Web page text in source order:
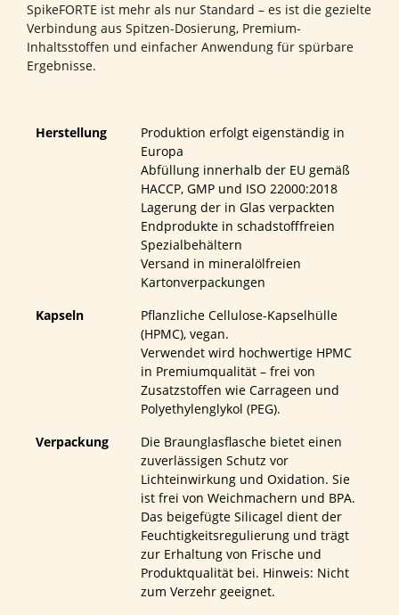
SpikeFORTE ist mehr als nur Standard – es ist die gezielte
Verbindung aus Spitzen-Dosierung, Premium-
Inhaltsstoffen und einfacher Anwendung für spürbare
Ergebnisse.
Herstellung
Produktion erfolgt eigenständig in
Europa
Abfüllung innerhalb der EU gemäß
HACCP, GMP und ISO 22000:2018
Lagerung der in Glas verpackten
Endprodukte in schadstofffreien
Spezialbehältern
Versand in mineralölfreien
Kartonverpackungen
Kapseln
Pflanzliche Cellulose-Kapselhülle
(HPMC), vegan.
Verwendet wird hochwertige HPMC
in Premiumqualität – frei von
Zusatzstoffen wie Carrageen und
Polyethylenglykol (PEG).
Verpackung
Die Braunglasflasche bietet einen
zuverlässigen Schutz vor
Lichteinwirkung und Oxidation. Sie
ist frei von Weichmachern und BPA.
Das beigefügte Silicagel dient der
Feuchtigkeitsregulierung und trägt
zur Erhaltung von Frische und
Produktqualität bei. Hinweis: Nicht
zum Verzehr geeignet.